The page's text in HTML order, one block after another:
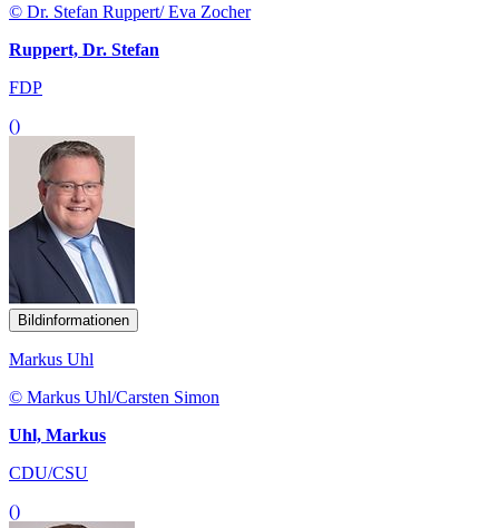
© Dr. Stefan Ruppert/ Eva Zocher
Ruppert, Dr. Stefan
FDP
()
Bildinformationen
Markus Uhl
© Markus Uhl/Carsten Simon
Uhl, Markus
CDU/CSU
()